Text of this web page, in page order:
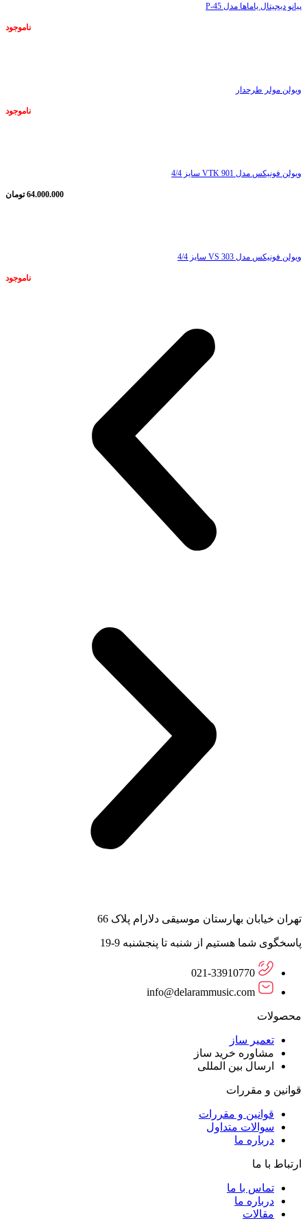
پیانو دیجیتال یاماها مدل P-45
ناموجود
ویولن مولر طرحدار
ناموجود
ویولن فونیکس مدل VTK 901 سایز 4/4
64.000.000 تومان
ویولن فونیکس مدل VS 303 سایز 4/4
ناموجود
تهران خیابان بهارستان موسیقی دلارام پلاک 66
پاسخگوی شما هستیم از شنبه تا پنجشنبه 9-19
021-33910770
info@delarammusic.com
محصولات
تعمیر ساز
مشاوره خرید ساز
ارسال بین المللی
قوانین و مقررات
قوانین و مقررات
سوالات متداول
درباره ما
ارتباط با ما
تماس با ما
درباره ما
مقالات